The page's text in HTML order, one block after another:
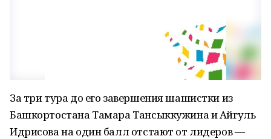
За три тура до его завершения шашистки из
Башкортостана Тамара Тансыккужина и Айгуль
Идрисова на один балл отстают от лидеров —